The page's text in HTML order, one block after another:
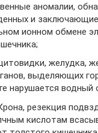
аномалии,
и
ионном обмене
желудка,
выделяющих
нарушается водный
резекция
кислотам